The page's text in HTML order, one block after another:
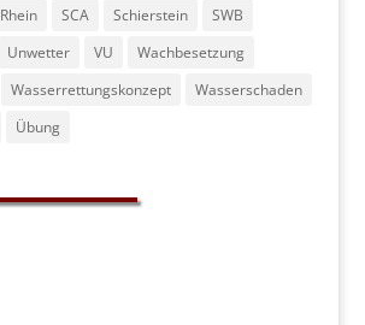
Rhein SCA Schierstein
SWB
Unwetter VU
Wachbesetzung
Wasserrettungskonzept
Wasserschaden
Übung